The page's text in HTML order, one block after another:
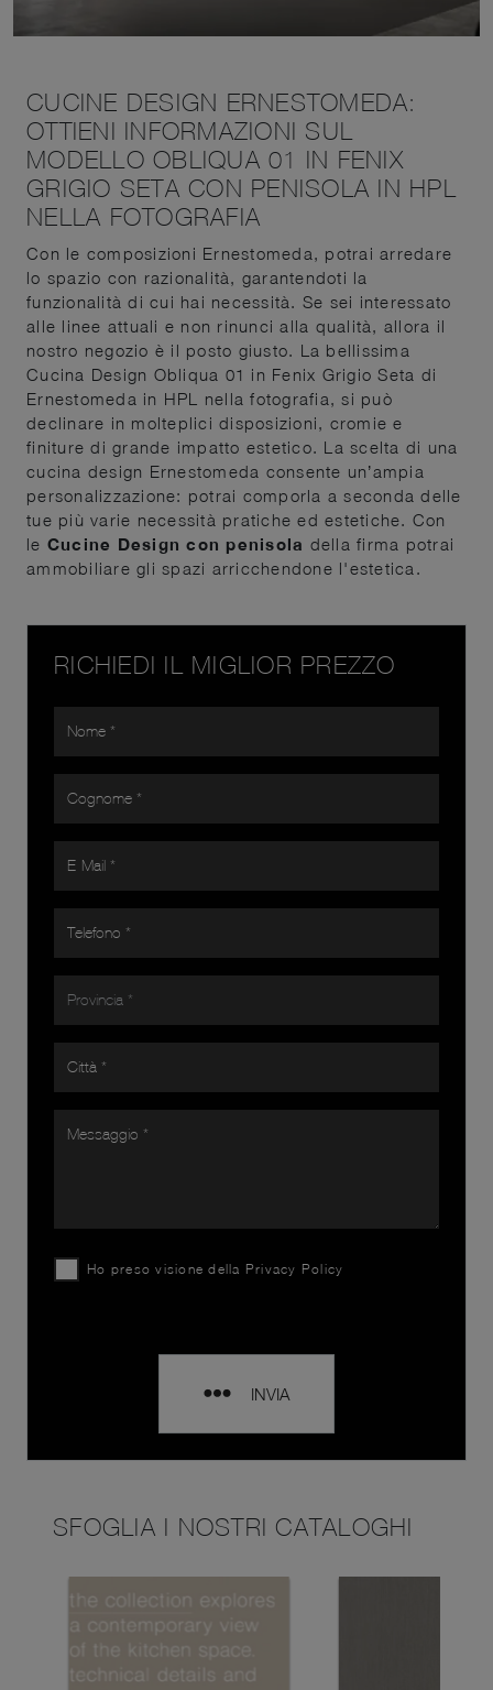
CUCINE DESIGN ERNESTOMEDA:
OTTIENI INFORMAZIONI SUL
MODELLO OBLIQUA 01 IN FENIX
GRIGIO SETA CON PENISOLA IN HPL
NELLA FOTOGRAFIA
Con le composizioni Ernestomeda, potrai arredare
lo spazio con razionalità, garantendoti la
funzionalità di cui hai necessità. Se sei interessato
alle linee attuali e non rinunci alla qualità, allora il
nostro negozio è il posto giusto. La bellissima
Cucina Design Obliqua 01 in Fenix Grigio Seta di
Ernestomeda in HPL nella fotografia, si può
declinare in molteplici disposizioni, cromie e
finiture di grande impatto estetico. La scelta di una
cucina design Ernestomeda consente un’ampia
personalizzazione: potrai comporla a seconda delle
tue più varie necessità pratiche ed estetiche. Con
le Cucine Design con penisola della firma potrai
ammobiliare gli spazi arricchendone l'estetica.
RICHIEDI IL MIGLIOR PREZZO
Ho preso visione della Privacy Policy
INVIA
SFOGLIA I NOSTRI CATALOGHI